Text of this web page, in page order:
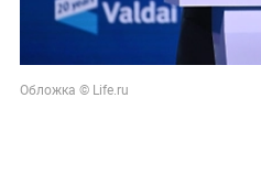
Обложка © Life.ru